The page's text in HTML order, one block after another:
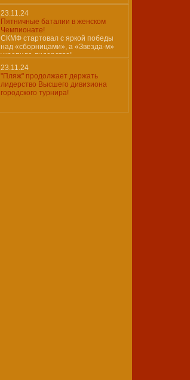
23.11.24
Пятничные баталии в женском
Чемпионате!
СКМФ стартовал с яркой победы
над «сборницами», а «Звезда-м»
укрепила лидерство!
23.11.24
"Пляж" продолжает держать
лидерство Высшего дивизиона
городского турнира!